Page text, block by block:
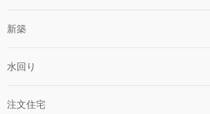
新築
水回り
注文住宅